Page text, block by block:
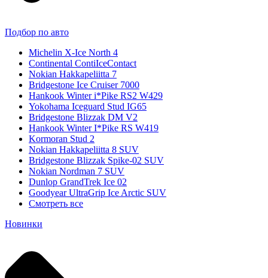
Подбор по авто
Michelin X-Ice North 4
Continental ContiIceContact
Nokian Hakkapeliitta 7
Bridgestone Ice Cruiser 7000
Hankook Winter i*Pike RS2 W429
Yokohama Iceguard Stud IG65
Bridgestone Blizzak DM V2
Hankook Winter I*Pike RS W419
Kormoran Stud 2
Nokian Hakkapeliitta 8 SUV
Bridgestone Blizzak Spike-02 SUV
Nokian Nordman 7 SUV
Dunlop GrandTrek Ice 02
Goodyear UltraGrip Ice Arctic SUV
Смотреть все
Новинки